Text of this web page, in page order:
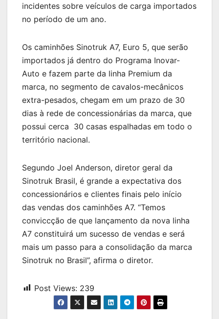
incidentes sobre veículos de carga importados
no período de um ano.
Os caminhões Sinotruk A7, Euro 5, que serão
importados já dentro do Programa Inovar-
Auto e fazem parte da linha Premium da
marca, no segmento de cavalos-mecânicos
extra-pesados, chegam em um prazo de 30
dias à rede de concessionárias da marca, que
possui cerca 30 casas espalhadas em todo o
território nacional.
Segundo Joel Anderson, diretor geral da
Sinotruk Brasil, é grande a expectativa dos
concessionários e clientes finais pelo início
das vendas dos caminhões A7. “Temos
conviccção de que lançamento da nova linha
A7 constituirá um sucesso de vendas e será
mais um passo para a consolidação da marca
Sinotruk no Brasil”, afirma o diretor.
Post Views: 239